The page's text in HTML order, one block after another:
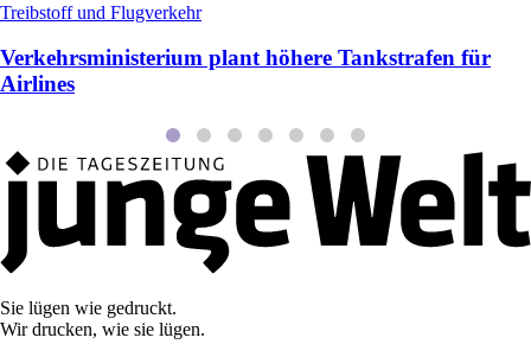
Treibstoff und Flugverkehr
Verkehrsministerium plant höhere Tankstrafen für
Airlines
Sie lügen wie gedruckt.
Wir drucken, wie sie lügen.